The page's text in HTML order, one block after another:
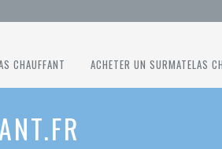
CHAUFFANT ACHETER UN SURMATELAS